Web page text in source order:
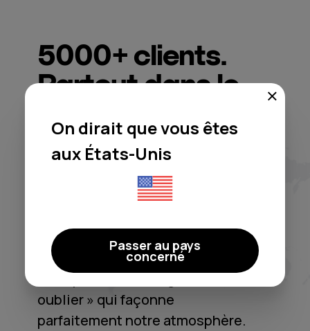
têtes de licences et des
playlists génériques. C’est un
vrai système « configurer et
oublier » qui façonne
parfaitement notre atmosphère.
5000+ clients.
Partout dans le
monde.
On dirait que vous êtes
aux États-Unis
Passer au pays
concerné